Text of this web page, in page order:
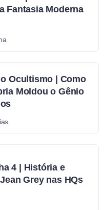
Fantasia Moderna
Ocultismo | Como
Moldou o Gênio
4 | História e
Grey nas HQs